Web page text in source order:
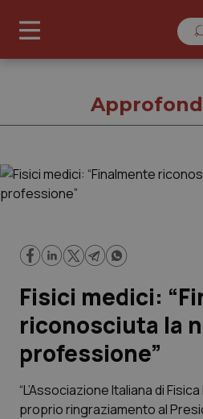
Governo e Parlamento
Regioni e Asl
Lavoro e Professioni
Scienza e Farmaci
Fisici medici:
riconosciuta la
professione”
“L’Associazione Italiana di
proprio ringraziamento al